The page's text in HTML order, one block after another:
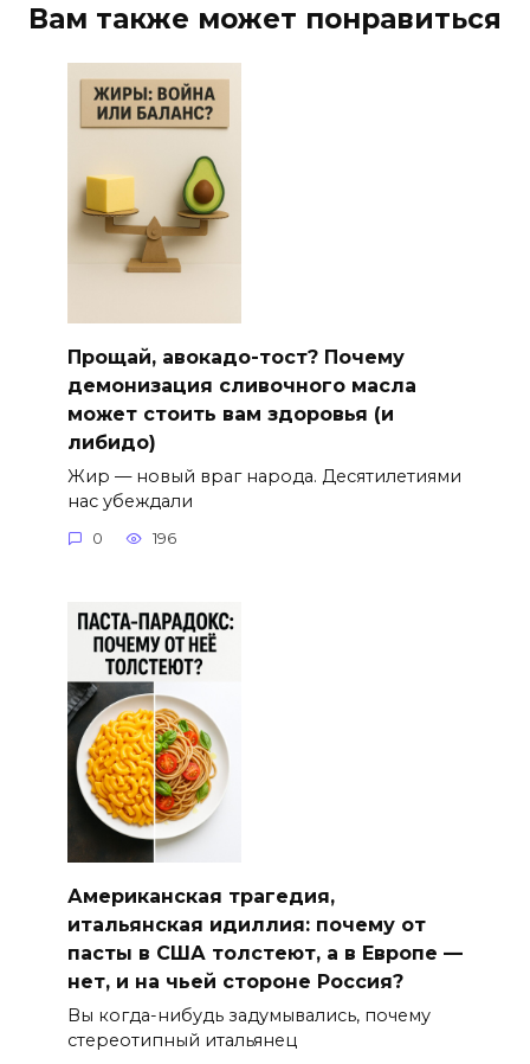
Вам также может понравиться
Прощай, авокадо-тост? Почему
демонизация сливочного масла
может стоить вам здоровья (и
либидо)
Жир — новый враг народа. Десятилетиями
нас убеждали
0 196
Американская трагедия,
итальянская идиллия: почему от
пасты в США толстеют, а в Европе —
нет, и на чьей стороне Россия?
Вы когда-нибудь задумывались, почему
стереотипный итальянец